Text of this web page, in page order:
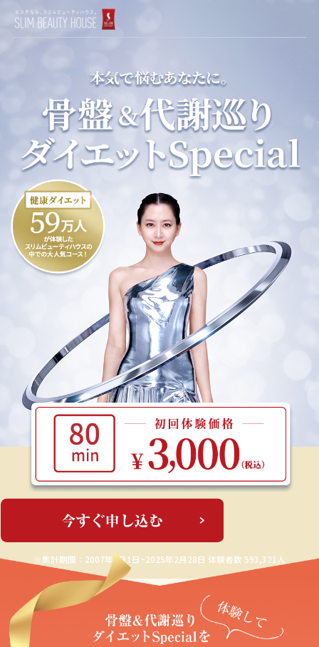
※集計期間：2007年3月1日~2025年2月28日 体験者数 593,321人